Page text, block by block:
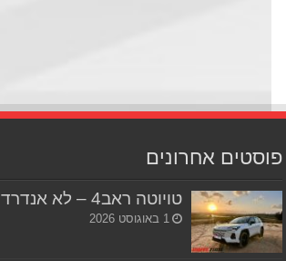
אחרונים
טויוטה ראב4 – לא אנדרדוג
1 באוגוסט 2026